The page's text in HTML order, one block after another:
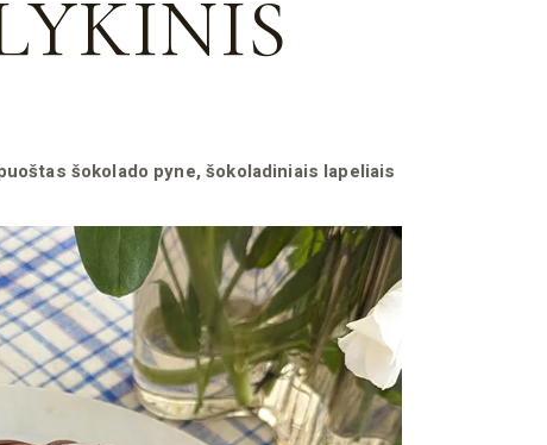
šokolado pyne, šokoladiniais lapeliais